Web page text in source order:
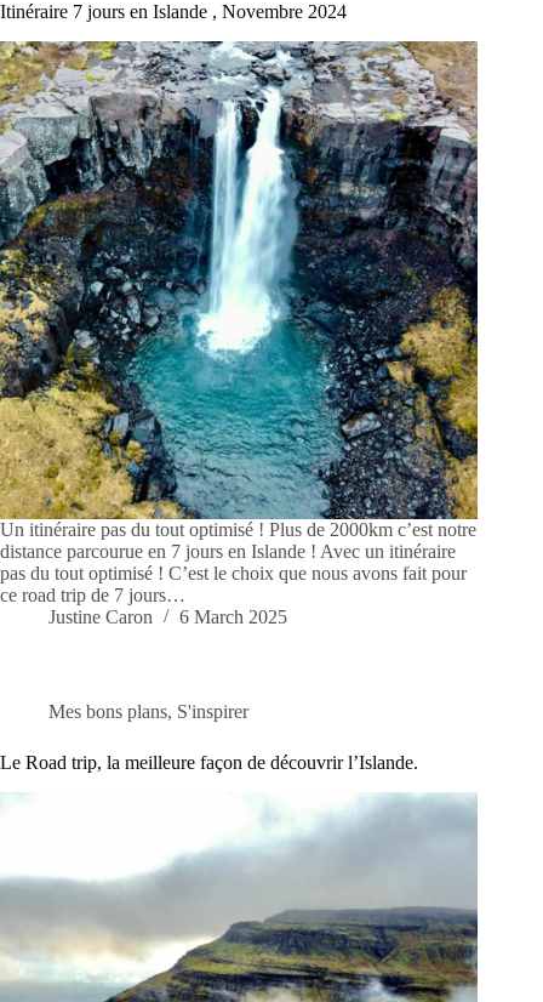
Itinéraire 7 jours en Islande , Novembre 2024
Un itinéraire pas du tout optimisé ! Plus de 2000km c’est notre
distance parcourue en 7 jours en Islande ! Avec un itinéraire
pas du tout optimisé ! C’est le choix que nous avons fait pour
ce road trip de 7 jours…
Justine Caron
6 March 2025
Mes bons plans, S'inspirer
Le Road trip, la meilleure façon de découvrir l’Islande.